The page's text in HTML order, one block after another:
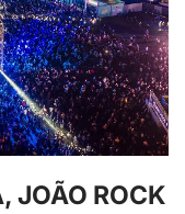
JOÃO ROCK